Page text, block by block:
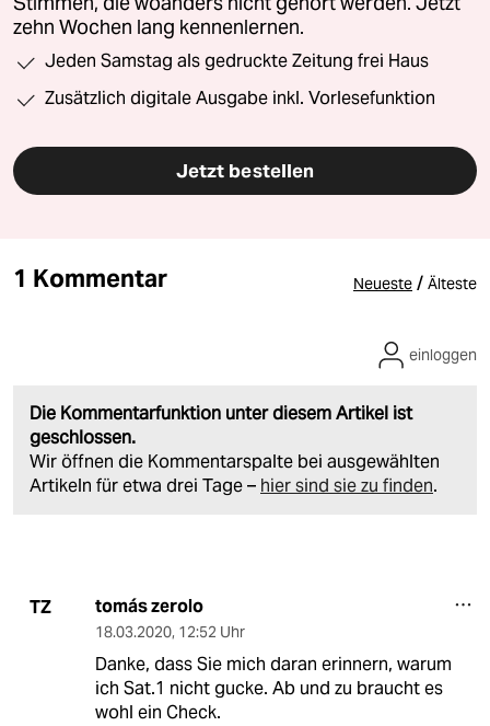
zehn Wochen lang kennenlernen.
Jeden Samstag als gedruckte Zeitung frei Haus
Zusätzlich digitale Ausgabe inkl. Vorlesefunktion
Jetzt bestellen
1 Kommentar Neueste / Älteste
Die Kommentarfunktion unter diesem Artikel ist
geschlossen.
Wir öffnen die Kommentarspalte bei ausgewählten
Artikeln für etwa drei Tage – hier sind sie zu finden.
einloggen
TZ tomás zerolo
18.03.2020, 12:52 Uhr
Danke, dass Sie mich daran erinnern, warum
ich Sat.1 nicht gucke. Ab und zu braucht es
wohl ein Check.